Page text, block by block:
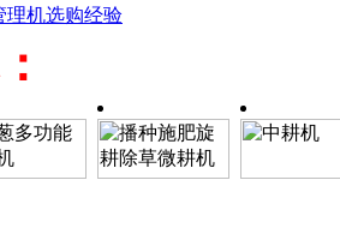
理机选购经验